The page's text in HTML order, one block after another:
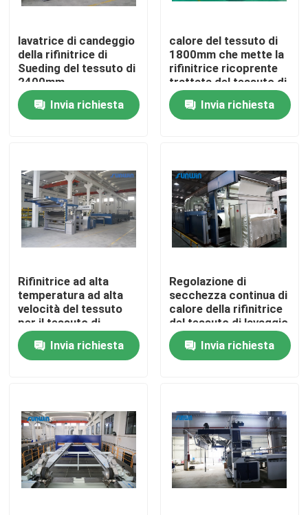
Casa
Contatti
Prodotti
macchina dello stenter del tessuto
Macchina di Stenter dell'aria calda
Asciugatrice del tessuto
Macchina della regolazione di calore del tessuto
lavatrice di candeggio
della rifinitrice di
Sueding del tessuto di
2400mm
Invia richiesta
calore del tessuto di
1800mm che mette la
rifinitrice ricoprente
trattata del tessuto di
Stenter
Invia richiesta
Rifinitrice ad alta
temperatura ad alta
velocità del tessuto
per il tessuto di
Bedmattress
Invia richiesta
Regolazione di
secchezza continua di
calore della rifinitrice
del tessuto di lavaggio
di Stenter
Invia richiesta